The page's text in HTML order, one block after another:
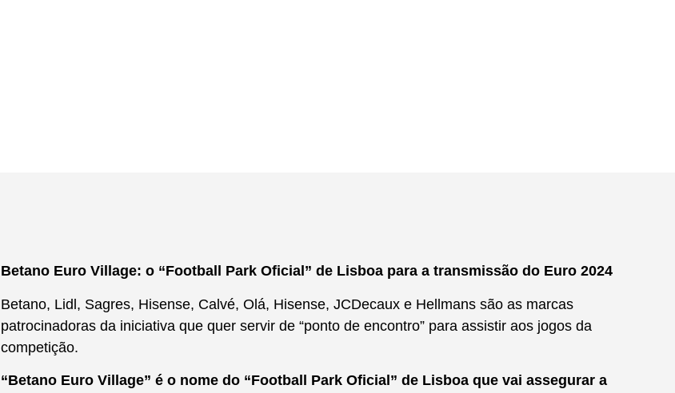
Betano Euro Village: o “Football Park Oficial” de Lisboa para a transmissão do Euro 2024
Betano, Lidl, Sagres, Hisense, Calvé, Olá, Hisense, JCDecaux e Hellmans são as marcas
patrocinadoras da iniciativa que quer servir de “ponto de encontro” para assistir aos jogos da
competição.
“Betano Euro Village” é o nome do “Football Park Oficial” de Lisboa que vai assegurar a